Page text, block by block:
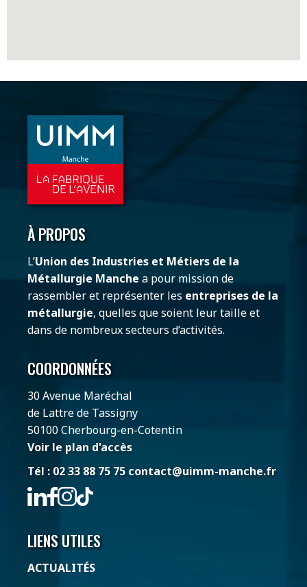
À PROPOS
L’Union des Industries et Métiers de la
Métallurgie Manche a pour mission de
rassembler et représenter les entreprises de la
métallurgie, quelles que soient leur taille et
dans de nombreux secteurs d’activités.
COORDONNÉES
30 Avenue Maréchal
de Lattre de Tassigny
50100 Cherbourg-en-Cotentin
Voir le plan d'accès
Tél : 02 33 88 75 75 contact@uimm-manche.fr
LIENS UTILES
ACTUALITÉS